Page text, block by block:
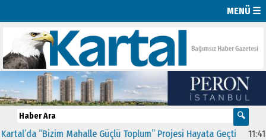
MENÜ ☰
“Bizim Mahalle Güçlü Toplum” Projesi Hayata Geçti 11:41